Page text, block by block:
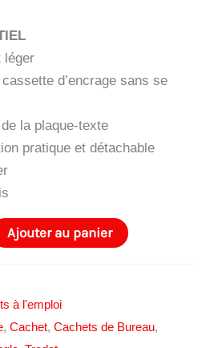
léger
d’encrage sans se
la plaque-texte
pratique et détachable
Ajouter au panier
à l'emploi
,Cachet,Cachets de Bureau,